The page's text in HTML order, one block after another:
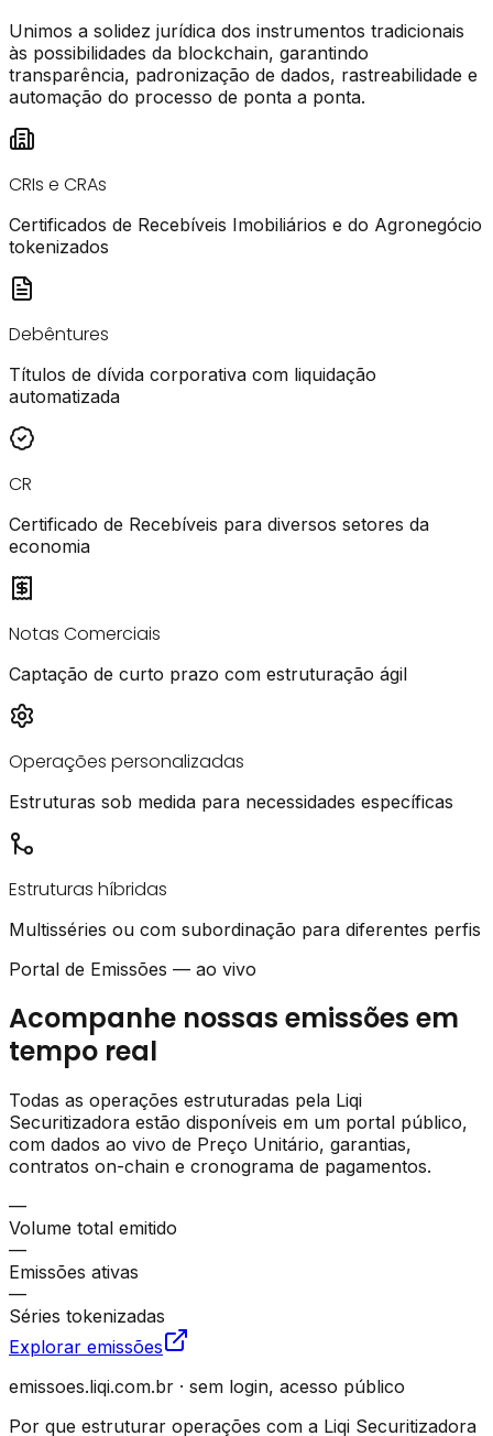
Unimos a solidez jurídica dos instrumentos tradicionais
às possibilidades da blockchain, garantindo
transparência, padronização de dados, rastreabilidade e
automação do processo de ponta a ponta.
CRIs e CRAs
Certificados de Recebíveis Imobiliários e do Agronegócio
tokenizados
Debêntures
Títulos de dívida corporativa com liquidação
automatizada
CR
Certificado de Recebíveis para diversos setores da
economia
Notas Comerciais
Captação de curto prazo com estruturação ágil
Operações personalizadas
Estruturas sob medida para necessidades específicas
Estruturas híbridas
Multisséries ou com subordinação para diferentes perfis
Portal de Emissões — ao vivo
Acompanhe nossas emissões em
tempo real
Todas as operações estruturadas pela Liqi
Securitizadora estão disponíveis em um portal público,
com dados ao vivo de Preço Unitário, garantias,
contratos on-chain e cronograma de pagamentos.
—
Volume total emitido
—
Emissões ativas
—
Séries tokenizadas
Explorar emissões
emissoes.liqi.com.br · sem login, acesso público
Por que estruturar operações com a Liqi Securitizadora